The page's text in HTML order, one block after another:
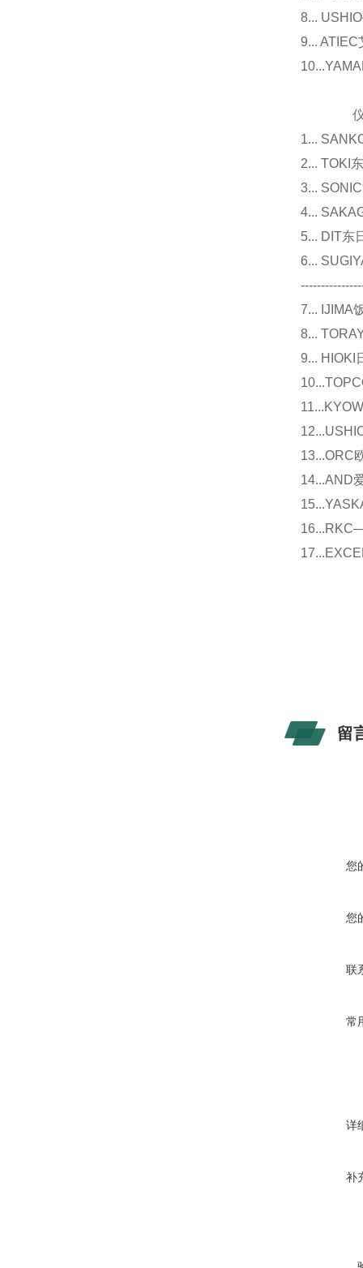
8...
9...
仪器
1...
2... TOKI
3...
4...
5... DIT东
6...
7... IJIMA
8...
9... HIOKI
13...ORC
14...AND
留
您
您
联
常
详
补